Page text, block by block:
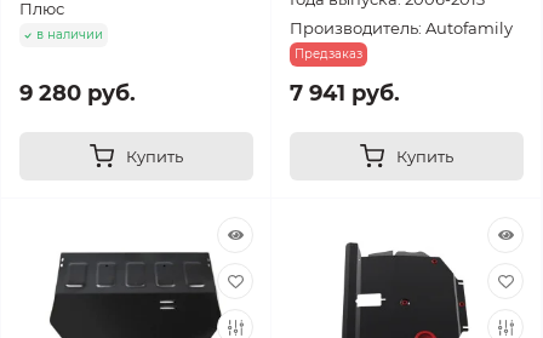
Плюс
в наличии
9 280 руб.
Купить
Производитель: Autofamily
Предзаказ
7 941 руб.
Купить